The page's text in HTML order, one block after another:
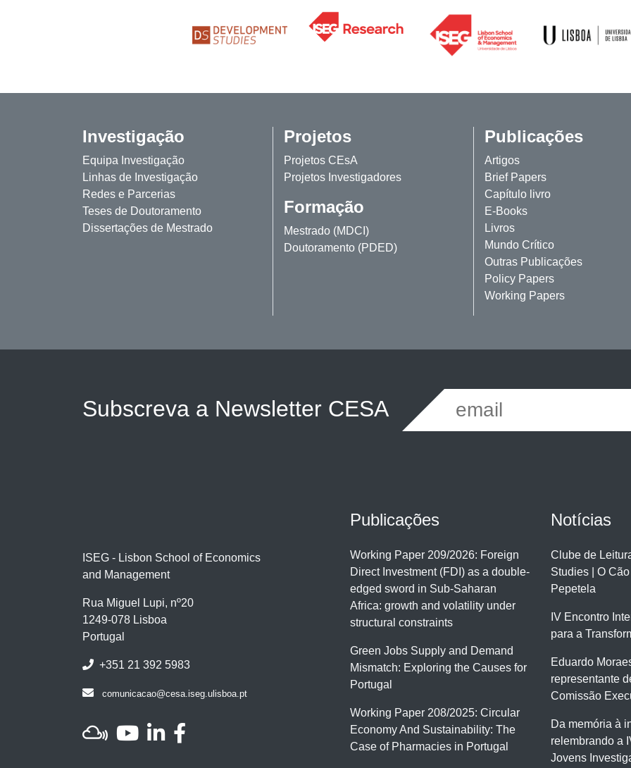
Investigação
Equipa Investigação
Linhas de Investigação
Redes e Parcerias
Teses de Doutoramento
Dissertações de Mestrado
Projetos
Projetos CEsA
Projetos Investigadores
Formação
Mestrado (MDCI)
Doutoramento (PDED)
Publicações
Artigos
Brief Papers
Capítulo livro
E-Books
Livros
Mundo Crítico
Outras Publicações
Policy Papers
Working Papers
Subscreva a Newsletter CESA
ISEG - Lisbon School of Economics
and Management
Rua Miguel Lupi, nº20
1249-078 Lisboa
Portugal
+351 21 392 5983
comunicacao@cesa.iseg.ulisboa.pt
Publicações
Working Paper 209/2026: Foreign
Direct Investment (FDI) as a double-
edged sword in Sub-Saharan
Africa: growth and volatility under
structural constraints
Green Jobs Supply and Demand
Mismatch: Exploring the Causes for
Portugal
Working Paper 208/2025: Circular
Economy And Sustainability: The
Case of Pharmacies in Portugal
Notícias
Clube de
Studies | O
Pepetela
IV Encontro
para a
Eduardo
representante
Comissão
Da memória à
relembrando a
Jovens